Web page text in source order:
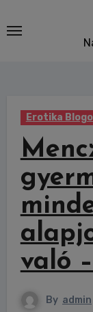
to
Erotika
való
By admin